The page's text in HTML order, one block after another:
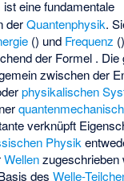
ist eine fundamentale
derQuantenphysik.
() und Frequenz (
der Formel . Die
zwischen der
physikalischen
verknüpft
Physik
Wellenzugeschrieben
desWelle-